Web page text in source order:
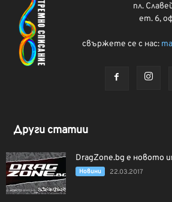
пл.
ет. 6,
свържете се с нас:
Други статии
DragZone.bg е новото
Новини 22.03.2017